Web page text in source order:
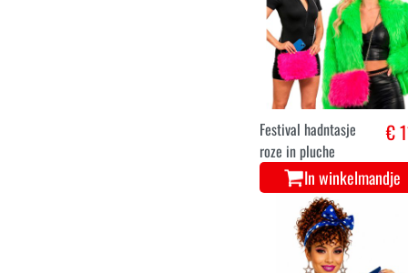
Festival hadntasje
roze in pluche
€
In winkelmandje